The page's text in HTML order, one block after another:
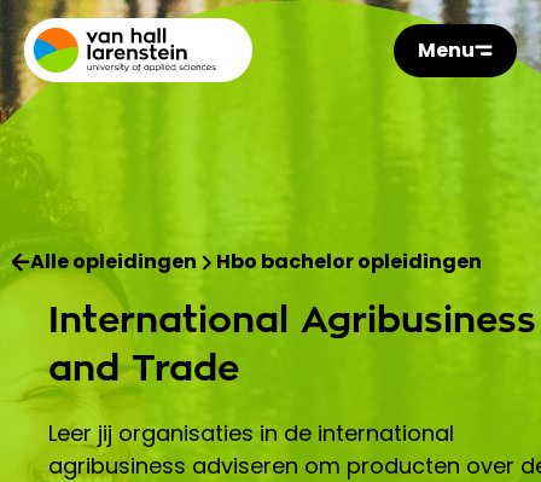
Menu
Alle opleidingen Hbo bachelor opleidingen
International Agribusiness
and Trade
Leer jij organisaties in de international
agribusiness adviseren om producten over